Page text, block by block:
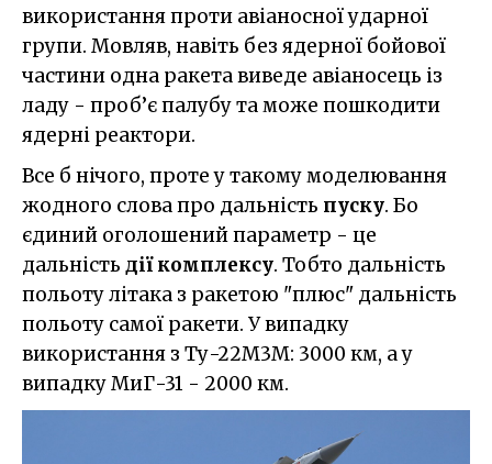
використання проти авіаносної ударної
групи. Мовляв, навіть без ядерної бойової
частини одна ракета виведе авіаносець із
ладу - проб’є палубу та може пошкодити
ядерні реактори.
Все б нічого, проте у такому моделювання
жодного слова про дальність пуску. Бо
єдиний оголошений параметр - це
дальність дії комплексу. Тобто дальність
польоту літака з ракетою "плюс" дальність
польоту самої ракети. У випадку
використання з Ту-22М3М: 3000 км, а у
випадку МиГ-31 - 2000 км.